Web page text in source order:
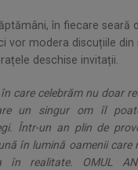
în fiecare seară
vor modera discuțiile din
deschise invitații.
în care celebrăm nu doar
un singur om îl
Într-un an plin de
în lumină oamenii care
în realitate. OMUL